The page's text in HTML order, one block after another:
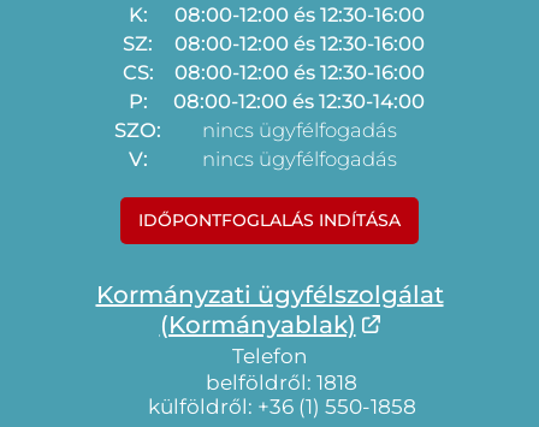
K:
08:00-12:00 és 12:30-16:00
SZ:
08:00-12:00 és 12:30-16:00
CS:
08:00-12:00 és 12:30-16:00
P:
08:00-12:00 és 12:30-14:00
SZO:
nincs ügyfélfogadás
V:
nincs ügyfélfogadás
IDŐPONTFOGLALÁS INDÍTÁSA
Kormányzati ügyfélszolgálat
(Kormányablak)
Telefon
belföldről: 1818
külföldről: +36 (1) 550-1858